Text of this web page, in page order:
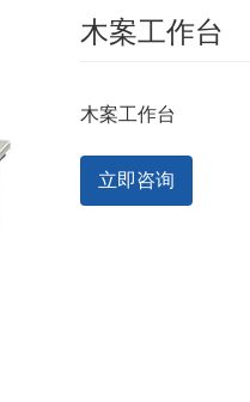
木案工作台
木案工作台
立即咨询